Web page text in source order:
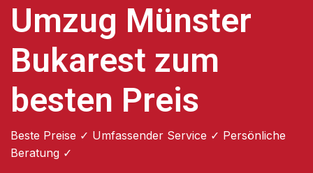
Umzug Münster
Bukarest zum
besten Preis
Beste Preise ✓ Umfassender Service ✓ Persönliche
Beratung ✓